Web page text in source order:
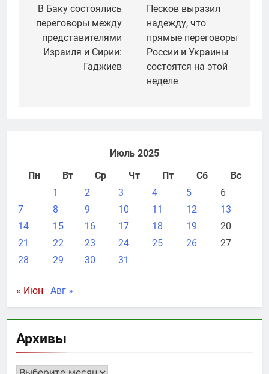
по
записям
В Баку состоялись
переговоры между
представителями
Израиля и Сирии:
Гаджиев
Песков выразил
надежду, что
прямые переговоры
России и Украины
состоятся на этой
неделе
Июль 2025
Пн
Вт Ср Чт Пт Сб
Вс
1
2 3 4 5
6
7
8 9 10 11 12
13
14
15 16 17 18 19
20
21
22 23 24 25 26
27
28
29 30 31
« Июн Авг »
Архивы
Архивы